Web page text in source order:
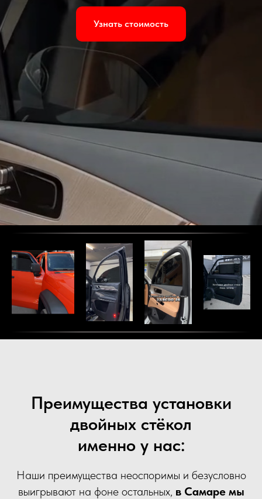
Узнать стоимость
Преимущества установки
двойных стёкол
именно у нас:
Наши преимущества неоспоримы и безусловно
выигрывают на фоне остальных, в Самаре мы